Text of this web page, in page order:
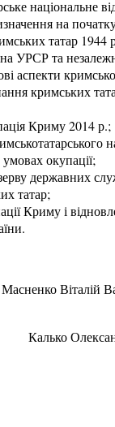
національне
на
татар 1944
УРСР та
аспекти
кримських
Криму 2014 р.;
окупації;
державних
татар;
Криму і
Масненко Віталій